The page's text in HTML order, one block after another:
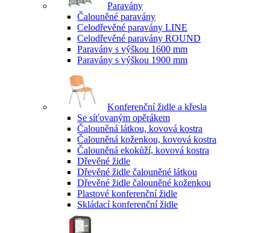
Paravány
Čalouněné paravány
Celodřevěné paravány LINE
Celodřevěné paravány ROUND
Paravány s výškou 1600 mm
Paravány s výškou 1900 mm
Konferenční židle a křesla
Se síťovaným opěrákem
Čalouněná látkou, kovová kostra
Čalouněná koženkou, kovová kostra
Čalouněná ekokůží, kovová kostra
Dřevěné židle
Dřevěné židle čalouněné látkou
Dřevěné židle čalouněné koženkou
Plastové konferenční židle
Skládací konferenční židle